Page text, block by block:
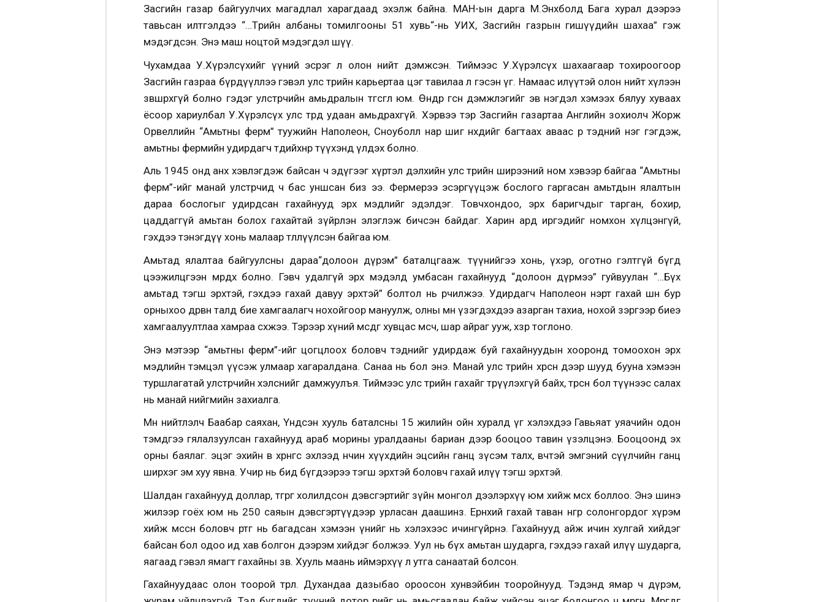
Засгийн газар байгуулчих магадлал харагдаад эхэлж байна. МАН-ын дарга М.Энхболд Бага хурал дээрээ
тавьсан илтгэлдээ “…Төрийн албаны томилгооны 51 хувь“-нь УИХ, Засгийн газрын гишүүдийн шахаа” гэж
мэдэгдсэн. Энэ маш ноцтой мэдэгдэл шүү.
Чухамдаа У.Хүрэлсүхийг үүний эсрэг л олон нийт дэмжсэн. Тиймээс У.Хүрэлсүх шахаагаар тохироогоор
Засгийн газраа бүрдүүллээ гэвэл улс төрийн карьертаа цэг тавилаа л гэсэн үг. Намаас илүүтэй олон нийт хүлээн
зөвшөөрөхгүй болно гэдэг улстөрчийн амьдралын төгсгөл юм. Өнөөдөр өгсөн дэмжлэгийг эв нэгдэл хэмээх бялуу хуваах
ёсоор хариулбал У.Хүрэлсүх улс төрд удаан амьдрахгүй. Хэрвээ тэр Засгийн газартаа Английн зохиолч Жорж
Орвеллийн “Амьтны ферм” туужийн Наполеон, Сноуболл нар шиг нөхдийг багтаах аваас өөрөө тэдний нэг гэгдэж,
амьтны фермийн удирдагч төдийхнөөр түүхэнд үлдэх болно.
Аль 1945 онд анх хэвлэгдэж байсан ч эдүгээг хүртэл дэлхийн улс төрийн ширээний ном хэвээр байгаа “Амьтны
ферм”-ийг манай улстөрчид ч бас уншсан биз ээ. Фермерээ эсэргүүцэж бослого гаргасан амьтдын ялалтын
дараа бослогыг удирдсан гахайнууд эрх мэдлийг эдэлдэг. Товчхондоо, эрх баригчдыг тарган, бохир,
цаддаггүй амьтан болох гахайтай зүйрлэн элэглэж бичсэн байдаг. Харин ард иргэдийг номхон хүлцэнгүй,
гэхдээ тэнэгдүү хонь малаар төлөөлүүлсэн байгаа юм.
Амьтад ялалтаа байгуулсны дараа“долоон дүрэм” баталцгааж. түүнийгээ хонь, үхэр, оготно гэлтгүй бүгд
цээжилцгээн мөрдөх болно. Гэвч удалгүй эрх мэдэлд умбасан гахайнууд “долоон дүрмээ” гуйвуулан “…Бүх
амьтад тэгш эрхтэй, гэхдээ гахай давуу эрхтэй” болтол нь өөрчилжээ. Удирдагч Наполеон нэрт гахай шөнө бур
орныхоо дөрвөн талд бие хамгаалагч нохойгоор мануулж, олны өмнө үзэгдэхдээ азарган тахиа, нохой зэргээр биеэ
хамгаалуултлаа хамраа сөхжээ. Тэрээр хүний өмсдөг хувцас өмсч, шар айраг ууж, хөзөр тоглоно.
Энэ мэтээр “амьтны ферм”-ийг цогцлоох боловч тэднийг удирдаж буй гахайнуудын хооронд томоохон эрх
мэдлийн тэмцэл үүсэж улмаар хагаралдана. Санаа нь бол энэ. Манай улс төрийн хөрсөн дээр шууд бууна хэмээн
туршлагатай улстөрчийн хэлснийг дамжуулъя. Тиймээсулс төрийн гахайг төрүүлэхгүй байх, төрсөн бол түүнээс салах
нь манай нийгмийн захиалга.
Мөн нийтлэлч Баабар саяхан, Үндсэн хууль баталсны 15 жилийн ойн хуралд үг хэлэхдээ Гавьяат уяачийн одон
тэмдгээ гялалзуулсан гахайнууд араб морины уралдааны бариан дээр бооцоо тавин үзэлцэнэ. Бооцоонд эх
орны баялаг. эцэг эхийн өв хөрөнгөөс эхлээд өнчин хүүхдийн эцсийн ганц зүсэм талх, өвчтэй эмгэний сүүлчийн ганц
ширхэг эм хуу явна. Учир нь бид бүгдээрээ тэгш эрхтэй боловч гахай илүү тэгш эрхтэй.
Шалдан гахайнууд доллар, төгрөг холилдсон дэвсгэртийг зүйн монгол дээлэрхүү юм хийж өмсөх боллоо. Энэ шинэ
жилээр гоёх юм нь 250 саяын дэвсгэртүүдээр урласан даашинз. Ерөнхий гахай таван өнгөөр солонгордог хүрэм
хийж өмссөн боловч өртөг нь багадсан хэмээн үнийг нь хэлэхээс ичингүйрнэ. Гахайнууд айж ичин хулгай хийдэг
байсан бол одоо ид хав болгон дээрэм хийдэг болжээ. Уул нь бүх амьтан шударга, гэхдээ гахай илүү шударга,
яагаад гэвэл ямагт гахайны зөв. Хууль маань иймэрхүү л утга санаатай болсон.
Гахайнуудаас олон тоорой төрлөө. Духандаа дазыбао ороосон хунвэйбин тооройнууд. Тэдэнд ямар ч дүрэм,